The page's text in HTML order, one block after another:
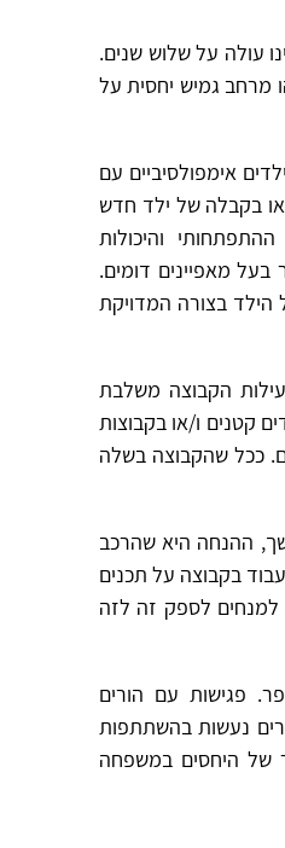
עולה על שלוש שנים.
מרחב גמיש יחסית על
אימפולסיביים עם
או בקבלה של ילד חדש
והיכולות
מאפיינים דומים.
הילד בצורה המדויקת
הקבוצה משלבת
קטנים ו/או בקבוצות
ככל שהקבוצה בשלה
ההנחה היא שהרכב
בקבוצה על תכנים
למנחים לספק זה לזה
פגישות עם הורים
נעשות בהשתתפות
של היחסים במשפחה